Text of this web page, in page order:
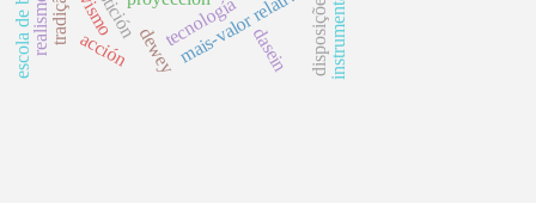
mais-valor relativo
tecnología
dewey dasein
tradição disposições
acción